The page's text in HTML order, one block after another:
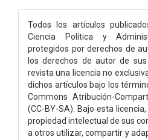
Todos los artículos
Ciencia Política y
protegidos por derechos de
los derechos de autor de
revista una licencia no
dichos artículos bajo los
Commons Atribución-
(CC-BY-SA). Bajo esta
propiedad intelectual de sus
a otros utilizar, compartir y